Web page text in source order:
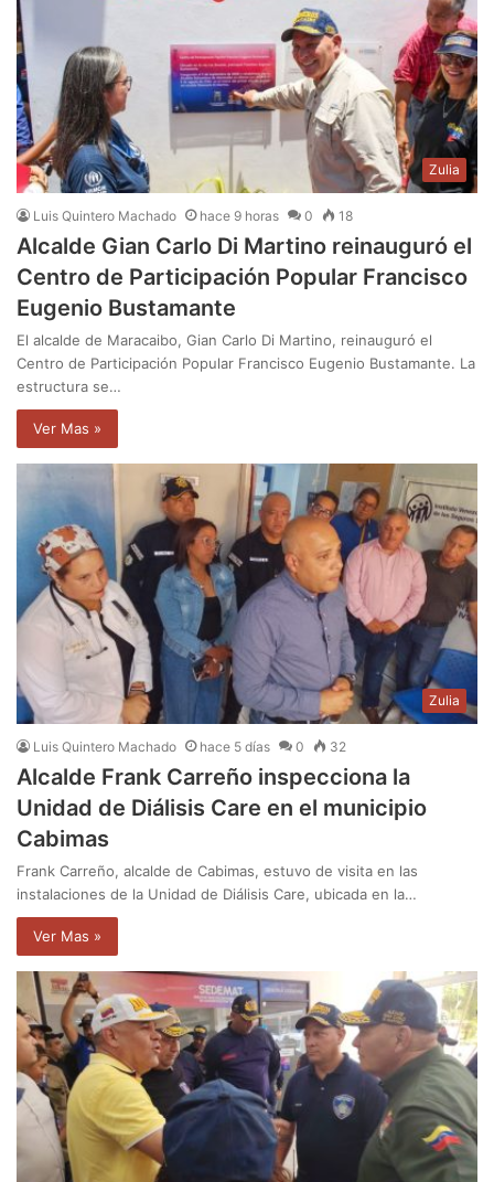
Zulia
Luis Quintero Machado hace 9 horas 0 18
Alcalde Gian Carlo Di Martino reinauguró el
Centro de Participación Popular Francisco
Eugenio Bustamante
El alcalde de Maracaibo, Gian Carlo Di Martino, reinauguró el
Centro de Participación Popular Francisco Eugenio Bustamante. La
estructura se…
Ver Mas »
Zulia
Luis Quintero Machado hace 5 días 0 32
Alcalde Frank Carreño inspecciona la
Unidad de Diálisis Care en el municipio
Cabimas
Frank Carreño, alcalde de Cabimas, estuvo de visita en las
instalaciones de la Unidad de Diálisis Care, ubicada en la…
Ver Mas »